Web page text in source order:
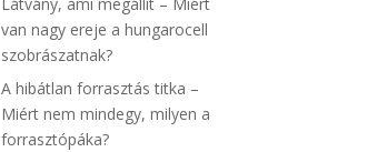
Látvány, ami megállít – Miért
van nagy ereje a hungarocell
szobrászatnak?
A hibátlan forrasztás titka –
Miért nem mindegy, milyen a
forrasztópáka?